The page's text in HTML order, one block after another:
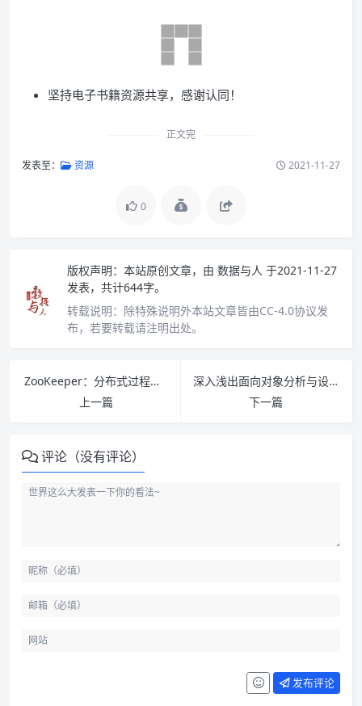
坚持电子书籍资源共享，感谢认同！
正文完
发表至： 资源 2021-11-27
0
版权声明： 本站原创文章，由 数据与人 于2021-11-27
发表，共计644字。
转载说明： 除特殊说明外本站文章皆由CC-4.0协议发
布，若要转载请注明出处。
ZooKeeper：分布式过程协同技术详解 PDF下载
上一篇
深入浅出面向对象分析与设计(中文版) PDF下载
下一篇
评论（没有评论）
发布评论